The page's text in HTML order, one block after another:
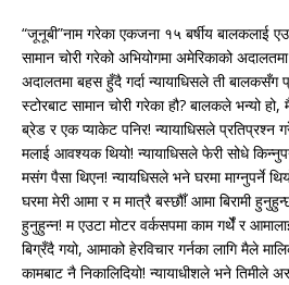
“जूनूबी”नाम गरेका एकजना १५ बर्षीय बालकलाई
सामान चोरी गरेको अभियोगमा अमेरिकाको अदालतमा
अदालतमा बहस हुँदै गर्दा न्यायाधिसले ती बालकसँग
स्टोरबाट सामान चोरी गरेका हौ? बालकले भन्यो
ब्रेड र एक प्याकेट पनिर! न्यायाधिसले प्रतिप्रश्न
मलाई आवश्यक थियो! न्यायाधिसले फेरी सोधे
मसंग पैसा थिएन! न्यायधिसले भने घरमा माग्नुपर्ने
घरमा मेरी आमा र म मात्रै बस्छौँ! आमा बिरामी
हुनुहुन्न! म एउटा मोटर वर्कसपमा काम गर्थेँ र
बिग्रँदै गयो, आमाको हेरविचार गर्नका लागि मैले
कामबाट नै निकालिदियो! न्यायाधीशले भने तिमीले